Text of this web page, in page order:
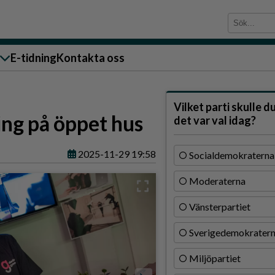
E-tidningKontakta oss
på öppet hus
2025-11-29 19:58
Vilket parti skulle
det var val idag?
Socialdemokraterna
Moderaterna
Vänsterpartiet
Miljöpartiet